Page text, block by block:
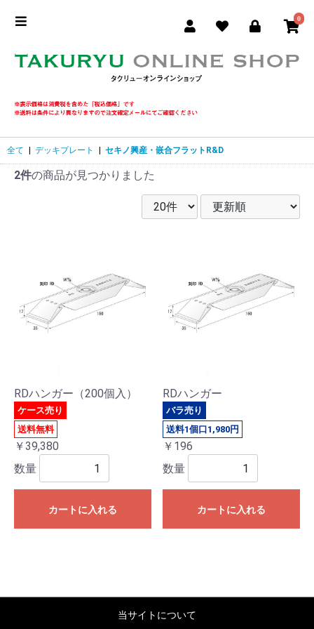
0
全て | デッキプレート | セキノ興産・嵌合フラットR&D
2件の商品が見つかりました
RDハンガー（200個入）
ケース売り
送料無料
￥39,380
数量
カートに入れる
RDハンガー
バラ売り
送料1個口1,980円
￥196
数量
カートに入れる
当サイトについて